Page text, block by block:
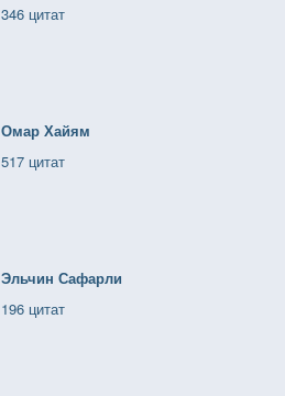
346 цитат
Омар Хайям
517 цитат
Эльчин Сафарли
196 цитат